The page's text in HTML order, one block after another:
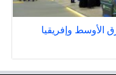
الأوسط وإفريقيا